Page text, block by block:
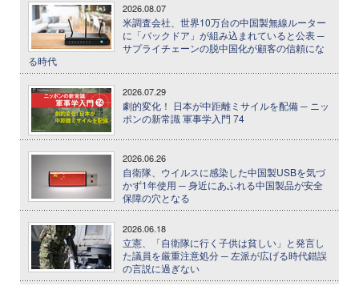
2026.08.07
米調査会社、世界10万台の中国製無線ルーター
に「バックドア」が組み込まれていると公表 ─
サプライチェーンの脱中国化が顧客の信頼にな
る時代
2026.07.29
劇的変化！ 日本が中距離ミサイルを配備 ─ ニッ
ポンの新常識 軍事学入門 74
2026.06.26
自衛隊、ウイルスに感染した中国製USBを気づ
かず1年使用 ─ 身近にあふれる中国製品が安全
保障の穴となる
2026.06.18
立憲、「自衛隊に行く子供は貧しい」と発言し
た議員を厳重注意処分 ─ 左派が広げる時代錯誤
の言説に過ぎない